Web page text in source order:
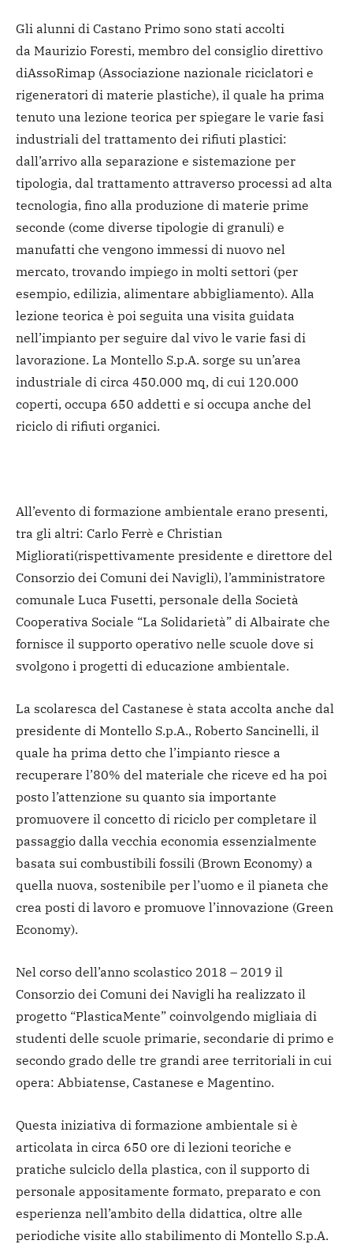
Gli alunni di Castano Primo sono stati accolti
da Maurizio Foresti, membro del consiglio direttivo
diAssoRimap (Associazione nazionale riciclatori e
rigeneratori di materie plastiche), il quale ha prima
tenuto una lezione teorica per spiegare le varie fasi
industriali del trattamento dei rifiuti plastici:
dall’arrivo alla separazione e sistemazione per
tipologia, dal trattamento attraverso processi ad alta
tecnologia, fino alla produzione di materie prime
seconde (come diverse tipologie di granuli) e
manufatti che vengono immessi di nuovo nel
mercato, trovando impiego in molti settori (per
esempio, edilizia, alimentare abbigliamento). Alla
lezione teorica è poi seguita una visita guidata
nell’impianto per seguire dal vivo le varie fasi di
lavorazione. La Montello S.p.A. sorge su un’area
industriale di circa 450.000 mq, di cui 120.000
coperti, occupa 650 addetti e si occupa anche del
riciclo di rifiuti organici.
All’evento di formazione ambientale erano presenti,
tra gli altri: Carlo Ferrè e Christian
Migliorati(rispettivamente presidente e direttore del
Consorzio dei Comuni dei Navigli), l’amministratore
comunale Luca Fusetti, personale della Società
Cooperativa Sociale “La Solidarietà” di Albairate che
fornisce il supporto operativo nelle scuole dove si
svolgono i progetti di educazione ambientale.
La scolaresca del Castanese è stata accolta anche dal
presidente di Montello S.p.A., Roberto Sancinelli, il
quale ha prima detto che l’impianto riesce a
recuperare l’80% del materiale che riceve ed ha poi
posto l’attenzione su quanto sia importante
promuovere il concetto di riciclo per completare il
passaggio dalla vecchia economia essenzialmente
basata sui combustibili fossili (Brown Economy) a
quella nuova, sostenibile per l’uomo e il pianeta che
crea posti di lavoro e promuove l’innovazione (Green
Economy).
Nel corso dell’anno scolastico 2018 – 2019 il
Consorzio dei Comuni dei Navigli ha realizzato il
progetto “PlasticaMente” coinvolgendo migliaia di
studenti delle scuole primarie, secondarie di primo e
secondo grado delle tre grandi aree territoriali in cui
opera: Abbiatense, Castanese e Magentino.
Questa iniziativa di formazione ambientale si è
articolata in circa 650 ore di lezioni teoriche e
pratiche sulciclo della plastica, con il supporto di
personale appositamente formato, preparato e con
esperienza nell’ambito della didattica, oltre alle
periodiche visite allo stabilimento di Montello S.p.A.